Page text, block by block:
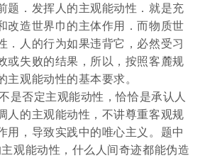
题．发挥人的主观能动性．就是充
改造世界巾的主体作用．而物质世
．人的行为如果违背它，必然受习
或失败的结果，所以，按照客麓规
主观能动性的基本要求。
是否定主观能动性，恰恰是承认人
人的主观能动性，不讲尊重客观规
用，导致实践中的唯心主义。题中
观能动性，什么人间奇迹都能伪造